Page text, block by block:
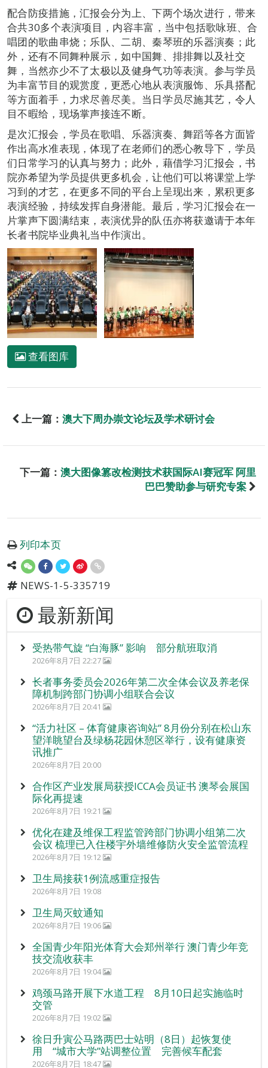
配合防疫措施，汇报会分为上、下两个场次进行，带来
合共30多个表演项目，内容丰富，当中包括歌咏班、合
唱团的歌曲串烧；乐队、二胡、秦琴班的乐器演奏；此
外，还有不同舞种展示，如中国舞、排排舞以及社交
舞，当然亦少不了太极以及健身气功等表演。参与学员
为丰富节目的观赏度，更悉心地从表演服饰、乐具搭配
等方面着手，力求尽善尽美。当日学员尽施其艺，令人
目不暇给，现场掌声接连不断。
是次汇报会，学员在歌唱、乐器演奏、舞蹈等各方面皆
作出高水准表现，体现了在老师们的悉心教导下，学员
们日常学习的认真与努力；此外，藉借学习汇报会，书
院亦希望为学员提供更多机会，让他们可以将课堂上学
习到的才艺，在更多不同的平台上呈现出来，累积更多
表演经验，持续发挥自身潜能。最后，学习汇报会在一
片掌声下圆满结束，表演优异的队伍亦将获邀请于本年
长者书院毕业典礼当中作演出。
查看图库
上一篇： 澳大下周办崇文论坛及学术研讨会
下一篇： 澳大图像篡改检测技术获国际AI赛冠军 阿里
巴巴赞助参与研究专案
列印本页
NEWS-1-5-335719
最新新闻
受热带气旋 “白海豚” 影响 部分航班取消
2026年8月7日 22:27
长者事务委员会2026年第二次全体会议及养老保
障机制跨部门协调小组联合会议
2026年8月7日 20:41
“活力社区 – 体育健康咨询站” 8月份分别在松山东
望洋眺望台及绿杨花园休憩区举行，设有健康资
讯推广
2026年8月7日 20:00
合作区产业发展局获授ICCA会员证书 澳琴会展国
际化再提速
2026年8月7日 19:21
优化在建及维保工程监管跨部门协调小组第二次
会议 梳理已入住楼宇外墙维修防火安全监管流程
2026年8月7日 19:12
卫生局接获1例流感重症报告
2026年8月7日 19:08
卫生局灭蚊通知
2026年8月7日 19:06
全国青少年阳光体育大会郑州举行 澳门青少年竞
技交流收获丰
2026年8月7日 19:04
鸡颈马路开展下水道工程 8月10日起实施临时
交管
2026年8月7日 19:02
徐日升寅公马路两巴士站明（8日）起恢复使
用 “城市大学”站调整位置 完善候车配套
2026年8月7日 18:47